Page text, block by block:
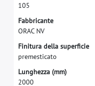
105
Fabbricante
ORAC NV
Finitura della superfcie
premesticato
Lunghezza (mm)
2000